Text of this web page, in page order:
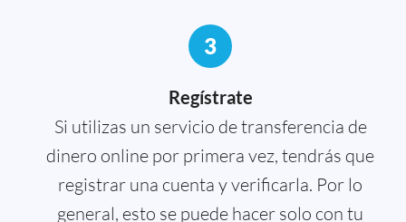
3
Regístrate
Si utilizas un servicio de transferencia de
dinero online por primera vez, tendrás que
registrar una cuenta y verificarla. Por lo
general, esto se puede hacer solo con tu